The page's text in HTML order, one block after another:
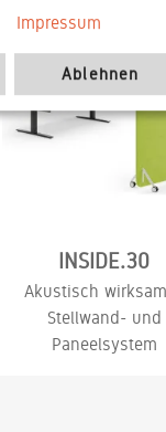
INSIDE.30
Akustisch
Stellwand- und
Paneelsystem
Impressum
Ablehnen